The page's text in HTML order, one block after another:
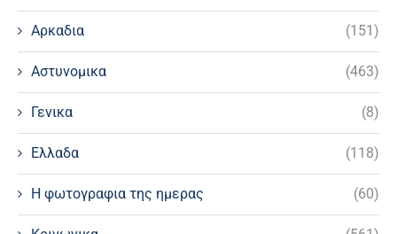
Αρκαδια (151)
Αστυνομικα (463)
Γενικα (8)
Ελλαδα (118)
Η φωτογραφια της ημερας (60)